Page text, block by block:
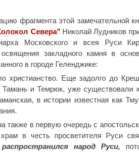
фрагмента этой замечательной
Севера" Николай Лудников
Московского и всея Руси
закладного камня в
в городе Геленджике:
христианство. Еще задолго до
и Темрюк, уже существовали
в истории известная как
также в первую очередь с
в честь просветителя Руси
народ Руси,